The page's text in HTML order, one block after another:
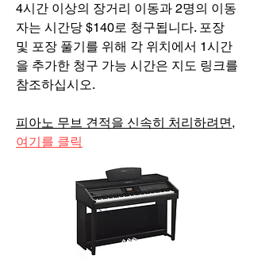
4시간 이상의 장거리 이동과 2명의 이동
자는 시간당 $140로 청구됩니다. 포장
및 포장 풀기를 위해 각 위치에서 1시간
을 추가한 청구 가능 시간은 지도 링크를
참조하십시오.
피아노 무브 견적을 신속히 처리하려면,
여기를 클릭